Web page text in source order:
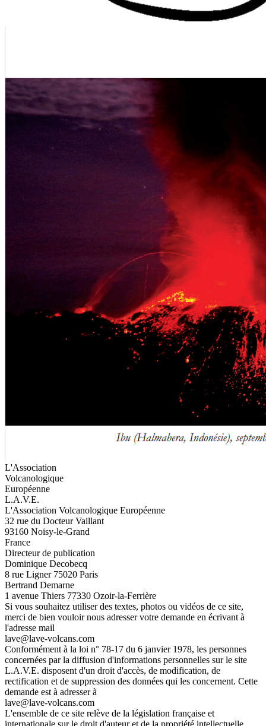
L'Association
Volcanologique
Européenne
L.A.V.E.
L'Association Volcanologique Européenne
32 rue du Docteur Vaillant
93160 Noisy-le-Grand
France
Directeur de publication
Dominique Decobecq
8 rue Ligner 75020 Paris
Bertrand Demarne
1 avenue Thiers 77330 Ozoir-la-Ferrière
Si vous souhaitez utiliser des textes, photos ou vidéos de ce site,
merci de bien vouloir nous adresser votre demande en écrivant à
l'adresse mail
lave@lave-volcans.com
Conformément à la loi n° 78-17 du 6 janvier 1978, les personnes
concernées par la diffusion d'informations personnelles sur le site
L.A.V.E. disposent d'un droit d'accès, de modification, de
rectification et de suppression des données qui les concernent. Cette
demande est à adresser à
lave@lave-volcans.com
L'ensemble de ce site relève de la législation française et
internationale sur le droit d'auteur et de la propriété intellectuelle.